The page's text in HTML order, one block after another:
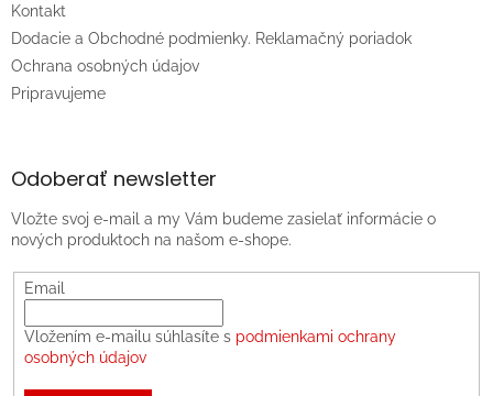
Kontakt
Dodacie a Obchodné podmienky. Reklamačný poriadok
Ochrana osobných údajov
Pripravujeme
Odoberať newsletter
Vložte svoj e-mail a my Vám budeme zasielať informácie o
nových produktoch na našom e-shope.
Email
Vložením e-mailu súhlasíte s podmienkami ochrany
osobných údajov